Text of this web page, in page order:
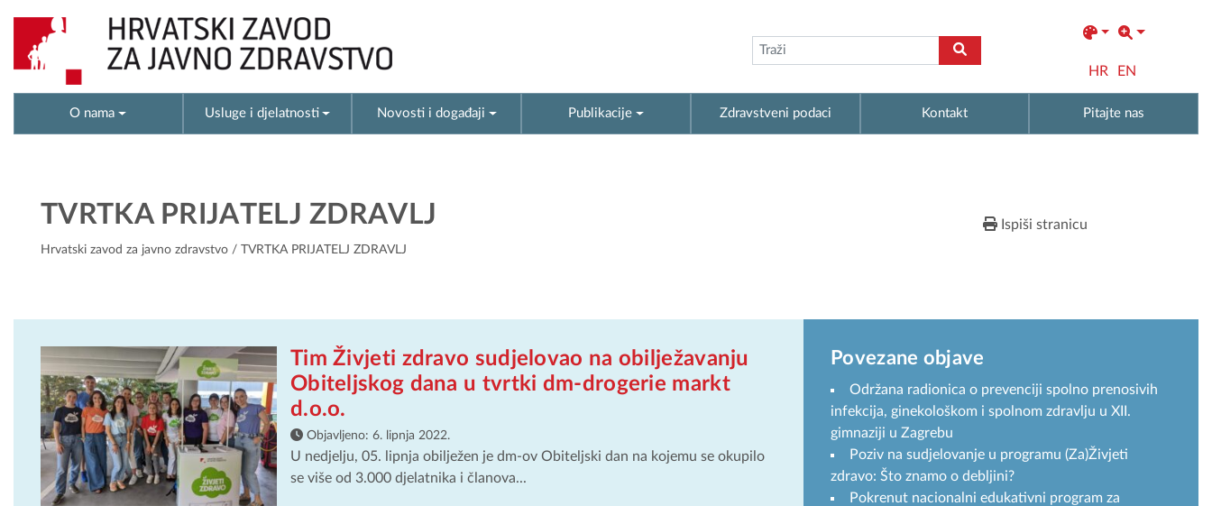
HR EN
O nama Usluge i djelatnosti Novosti i događaji Publikacije Zdravstveni podaci Kontakt Pitajte nas
TVRTKA PRIJATELJ ZDRAVLJ
Hrvatski zavod za javno zdravstvo / TVRTKA PRIJATELJ ZDRAVLJ
Ispiši stranicu
Tim Živjeti zdravo sudjelovao na obilježavanju
Obiteljskog dana u tvrtki dm-drogerie markt
d.o.o.
Objavljeno: 6. lipnja 2022.
U nedjelju, 05. lipnja obilježen je dm-ov Obiteljski dan na kojemu se okupilo
se više od 3.000 djelatnika i članova...
Povezane objave
Održana radionica o prevenciji spolno prenosivih
infekcija, ginekološkom i spolnom zdravlju u XII.
gimnaziji u Zagrebu
Poziv na sudjelovanje u programu (Za)Živjeti
zdravo: Što znamo o debljini?
Pokrenut nacionalni edukativni program za